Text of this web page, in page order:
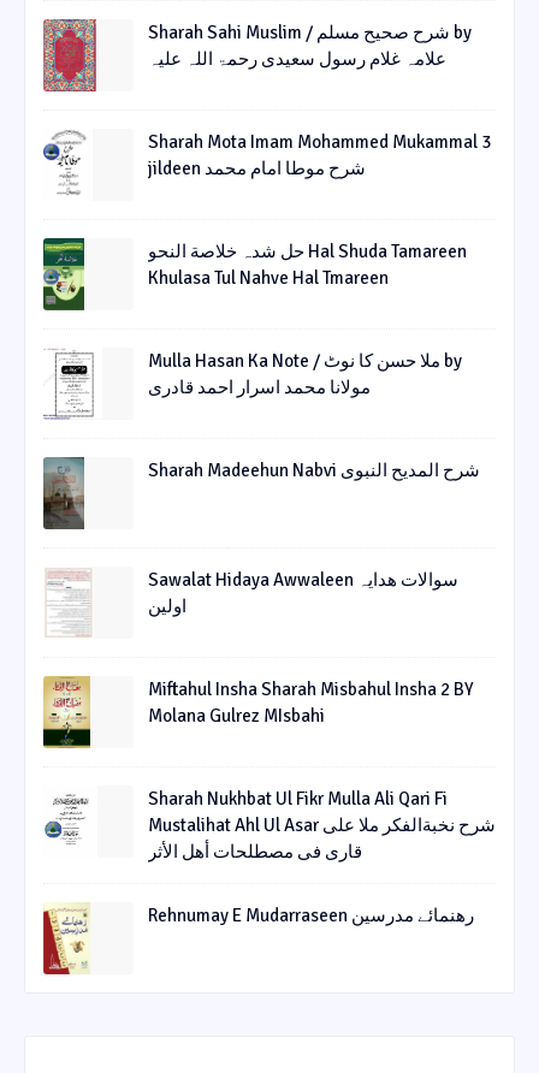
Sharah Sahi Muslim / شرح صحیح مسلم by
علامہ غلام رسول سعیدی رحمۃ اللہ علیہ
Sharah Mota Imam Mohammed Mukammal 3
jildeen شرح موطا امام محمد
حل شدہ خلاصة النحو Hal Shuda Tamareen
Khulasa Tul Nahve Hal Tmareen
Mulla Hasan Ka Note / ملا حسن کا نوٹ by
مولانا محمد اسرار احمد قادری
Sharah Madeehun Nabvi شرح المدیح النبوی
Sawalat Hidaya Awwaleen سوالات ھدایہ
اولین
Miftahul Insha Sharah Misbahul Insha 2 BY
Molana Gulrez MIsbahi
Sharah Nukhbat Ul Fikr Mulla Ali Qari Fi
Mustalihat Ahl Ul Asar شرح نخبةالفکر ملا علی
قاری فی مصطلحات أھل الأثر
Rehnumay E Mudarraseen رهنمائے مدرسین